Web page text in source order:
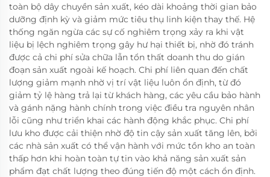
toàn bộ dây chuyền sản xuất, kéo dài khoảng thời gian bảo
dưỡng định kỳ và giảm mức tiêu thụ linh kiện thay thế. Hệ
thống ngăn ngừa các sự cố nghiêm trọng xảy ra khi vật
liệu bị lệch nghiêm trọng gây hư hại thiết bị, nhờ đó tránh
được cả chi phí sửa chữa lẫn tổn thất doanh thu do gián
đoạn sản xuất ngoài kế hoạch. Chi phí liên quan đến chất
lượng giảm mạnh nhờ vị trí vật liệu luôn ổn định, từ đó
giảm tỷ lệ hàng trả lại từ khách hàng, các yêu cầu bảo hành
và gánh nặng hành chính trong việc điều tra nguyên nhân
lỗi cũng như triển khai các hành động khắc phục. Chi phí
lưu kho được cải thiện nhờ độ tin cậy sản xuất tăng lên, bởi
các nhà sản xuất có thể vận hành với mức tồn kho an toàn
thấp hơn khi hoàn toàn tự tin vào khả năng sản xuất sản
phẩm đạt chất lượng theo đúng tiến độ một cách ổn định.